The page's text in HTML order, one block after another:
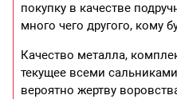
покупку в качестве
много чего другого, кому
Качество металла,
текущее всеми
вероятно жертву